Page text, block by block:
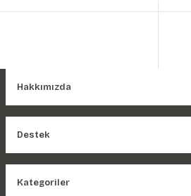
Hakkımızda
Destek
Kategoriler